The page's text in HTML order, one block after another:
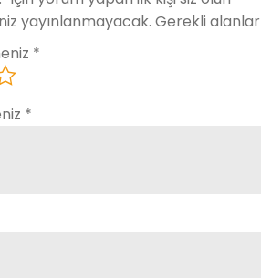
yayınlanmayacak. Gerekli alanlar
*
*